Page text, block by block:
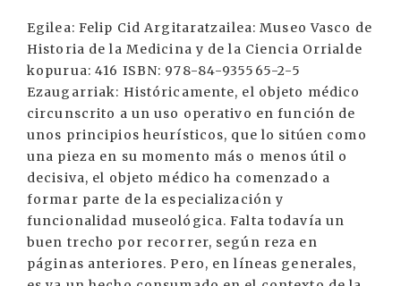
Egilea: Felip Cid Argitaratzailea: Museo Vasco de
Historia de la Medicina y de la Ciencia Orrialde
kopurua: 416 ISBN: 978-84-935565-2-5
Ezaugarriak: Históricamente, el objeto médico
circunscrito a un uso operativo en función de
unos principios heurísticos, que lo sitúen como
una pieza en su momento más o menos útil o
decisiva, el objeto médico ha comenzado a
formar parte de la especialización y
funcionalidad museológica. Falta todavía un
buen trecho por recorrer, según reza en
páginas anteriores. Pero, en líneas generales,